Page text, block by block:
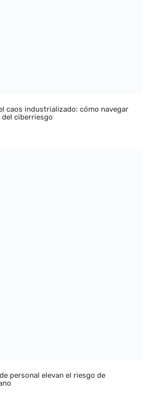
caos industrializado: cómo navegar
ciberriesgo
personal elevan el riesgo de